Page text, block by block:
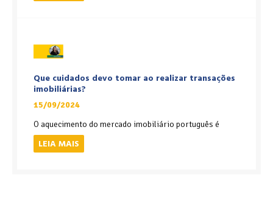
Que cuidados devo tomar ao realizar transações
imobiliárias?
15/09/2024
O aquecimento do mercado imobiliário português é
LEIA MAIS